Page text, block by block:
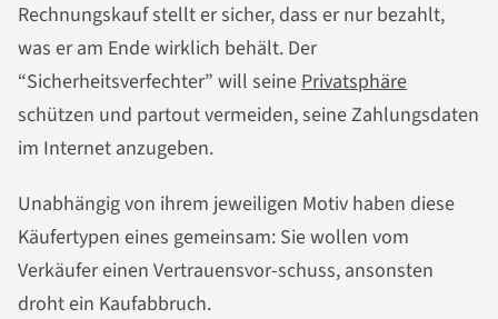
Rechnungskauf stellt er sicher, dass er nur bezahlt,
was er am Ende wirklich behält. Der
“Sicherheitsverfechter” will seinePrivatsphäre
schützen und partout vermeiden, seine Zahlungsdaten
im Internet anzugeben.
Unabhängig von ihrem jeweiligen Motiv haben diese
Käufertypen eines gemeinsam: Sie wollen vom
Verkäufer einen Vertrauensvor-schuss, ansonsten
droht ein Kaufabbruch.